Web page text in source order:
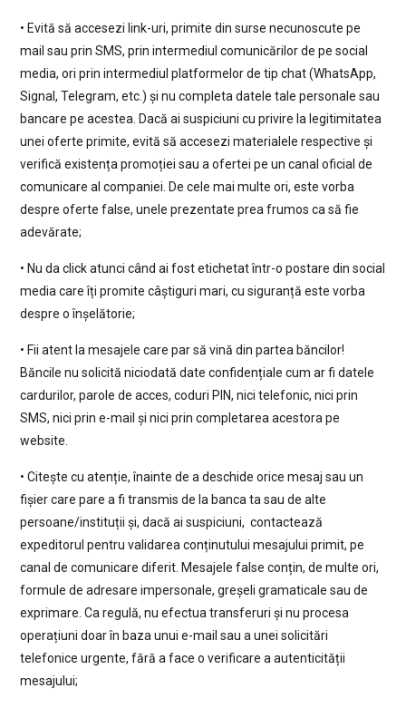
• Evită să accesezi link-uri, primite din surse necunoscute pe
mail sau prin SMS, prin intermediul comunicărilor de pe social
media, ori prin intermediul platformelor de tip chat (WhatsApp,
Signal, Telegram, etc.) și nu completa datele tale personale sau
bancare pe acestea. Dacă ai suspiciuni cu privire la legitimitatea
unei oferte primite, evită să accesezi materialele respective și
verifică existența promoției sau a ofertei pe un canal oficial de
comunicare al companiei. De cele mai multe ori, este vorba
despre oferte false, unele prezentate prea frumos ca să fie
adevărate;
• Nu da click atunci când ai fost etichetat într-o postare din social
media care îți promite câștiguri mari, cu siguranță este vorba
despre o înșelătorie;
• Fii atent la mesajele care par să vină din partea băncilor!
Băncile nu solicită niciodată date confidențiale cum ar fi datele
cardurilor, parole de acces, coduri PIN, nici telefonic, nici prin
SMS, nici prin e-mail și nici prin completarea acestora pe
website.
• Citește cu atenție, înainte de a deschide orice mesaj sau un
fișier care pare a fi transmis de la banca ta sau de alte
persoane/instituții și, dacă ai suspiciuni, contactează
expeditorul pentru validarea conținutului mesajului primit, pe
canal de comunicare diferit. Mesajele false conțin, de multe ori,
formule de adresare impersonale, greșeli gramaticale sau de
exprimare. Ca regulă, nu efectua transferuri și nu procesa
operațiuni doar în baza unui e-mail sau a unei solicitări
telefonice urgente, fără a face o verificare a autenticității
mesajului;